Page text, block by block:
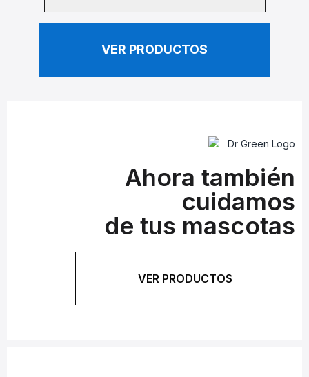
VER PRODUCTOS
Ahora también
cuidamos
de tus mascotas
VER PRODUCTOS